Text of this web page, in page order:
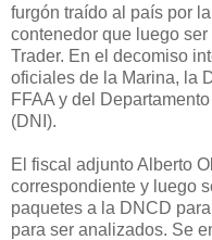
furgón traído al país por
contenedor que luego
Trader. En el decomiso
oficiales de la Marina, la
FFAA y del
(DNI).
El fiscal adjunto Alberto
correspondiente y luego
paquetes a la DNCD
para ser analizados. Se